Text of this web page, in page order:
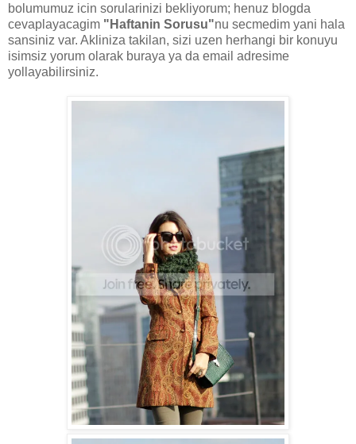
bolumumuz icin sorularinizi bekliyorum; henuz blogda
cevaplayacagim "Haftanin Sorusu"nu secmedim yani hala
sansiniz var. Akliniza takilan, sizi uzen herhangi bir konuyu
isimsiz yorum olarak buraya ya da email adresime
yollayabilirsiniz.